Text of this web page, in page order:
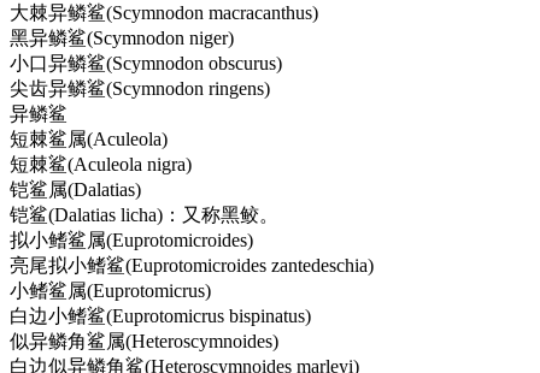
大棘异鳞鲨(Scymnodon macracanthus)
黑异鳞鲨(Scymnodon niger)
小口异鳞鲨(Scymnodon obscurus)
尖齿异鳞鲨(Scymnodon ringens)
异鳞鲨
短棘鲨属(Aculeola)
短棘鲨(Aculeola nigra)
铠鲨属(Dalatias)
铠鲨(Dalatias licha)：又称黑鲛。
拟小鳍鲨属(Euprotomicroides)
亮尾拟小鳍鲨(Euprotomicroides zantedeschia)
小鳍鲨属(Euprotomicrus)
白边小鳍鲨(Euprotomicrus bispinatus)
似异鳞角鲨属(Heteroscymnoides)
白边似异鳞角鲨(Heteroscymnoides marleyi)